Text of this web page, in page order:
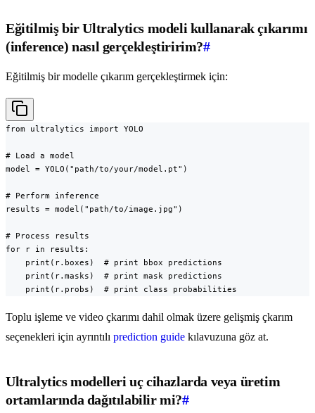
Eğitilmiş bir Ultralytics modeli kullanarak çıkarımı
(inference) nasıl gerçekleştiririm?#
Eğitilmiş bir modelle çıkarım gerçekleştirmek için:
from ultralytics import YOLO
# Load a model
model = YOLO("path/to/your/model.pt")
# Perform inference
results = model("path/to/image.jpg")
# Process results
for r in results:
    print(r.boxes)  # print bbox predictions
    print(r.masks)  # print mask predictions
    print(r.probs)  # print class probabilities
Toplu işleme ve video çkarımı dahil olmak üzere gelişmiş çkarım
seçenekleri için ayrıntılı prediction guide kılavuzuna göz at.
Ultralytics modelleri uç cihazlarda veya üretim
ortamlarında dağıtılabilir mi?#